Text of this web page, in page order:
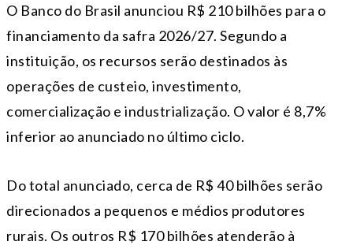
O Banco do Brasil anunciou R$ 210 bilhões para o
financiamento da safra 2026/27. Segundo a
instituição, os recursos serão destinados às
operações de custeio, investimento,
comercialização e industrialização. O valor é 8,7%
inferior ao anunciado no último ciclo.
Do total anunciado, cerca de R$ 40 bilhões serão
direcionados a pequenos e médios produtores
rurais. Os outros R$ 170 bilhões atenderão à